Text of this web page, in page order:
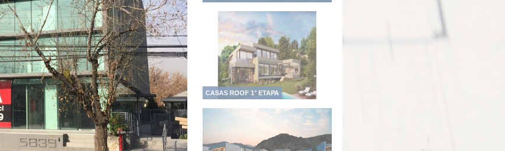
CASAS ROOF 1° ETAPA